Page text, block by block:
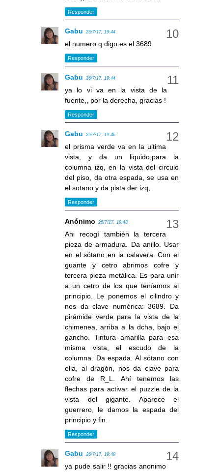
Responder
Gabu 26/7/17, 19:44
el numero q digo es el 3689
Responder
Gabu 26/7/17, 19:44
ya lo vi va en la vista de la
fuente,, por la derecha, gracias !
Responder
Gabu 26/7/17, 19:46
el prisma verde va en la ultima
vista, y da un liquido,para la
columna izq, en la vista del circulo
del piso, da otra espada, se usa en
el sotano y da pista der izq,
Responder
Anónimo 26/7/17, 19:48
Ahi recogí también la tercera
pieza de armadura. Da anillo. Usar
en el sótano en la calavera. Con el
guante y cetro abrimos cofre y
tercera pieza metálica. Es para unir
a un cetro de los que teníamos al
principio. Le ponemos el cilindro y
nos da clave numérica: 3689. Da
pirámide verde para la vista de la
chimenea, arriba a la dcha, bajo el
gancho. Tintura amarilla para esa
misma vista, el escudo de la
columna. Da espada. Al sótano con
ella, al dragón, nos da clave para
cofre de R_L. Ahí tenemos las
flechas para activar el puzzle de la
vista del gigante. Aparece el
guerrero, le damos la espada del
principio y fin.
Responder
Gabu 26/7/17, 19:49
ya pude salir !! gracias anonimo